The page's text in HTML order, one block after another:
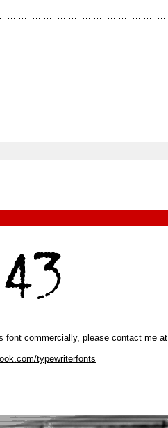
font commercially, please contact me at
typewriterfonts